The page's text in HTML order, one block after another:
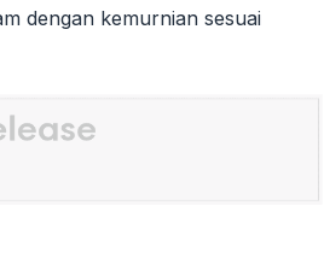
dengan kemurnian sesuai